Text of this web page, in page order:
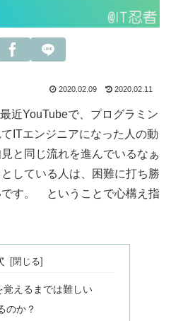
2020.02.09 2020.02.11
近YouTubeで、プログラミン
ITエンジニアになった人の動
と同じ流れを進んでいるなぁ
している人は、困難に打ち勝
です。 ということで心構え指
覚えるまでは難しい
のか？